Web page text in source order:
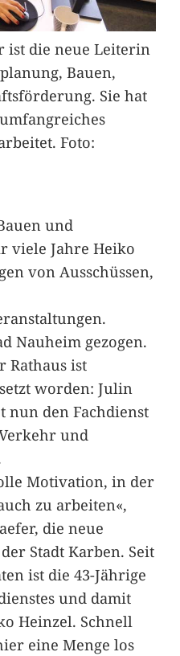
ist die neue Leiterin
Bauen,
Sie hat
Foto:
und
viele Jahre Heiko
von Ausschüssen,
Nauheim gezogen.
Rathaus ist
worden: Julin
nun den Fachdienst
und
Motivation, in der
zu arbeiten«,
die neue
Stadt Karben. Seit
ist die 43-Jährige
und damit
Heinzel. Schnell
eine Menge los